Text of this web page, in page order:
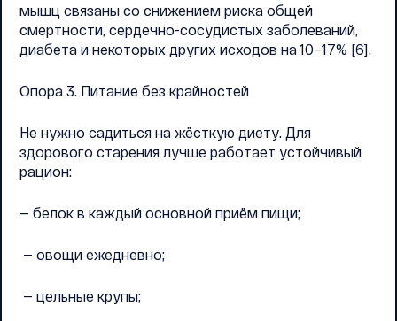
мышц связаны со снижением риска общей
смертности, сердечно-сосудистых заболеваний,
диабета и некоторых других исходов на 10–17% [6].
Опора 3. Питание без крайностей
Не нужно садиться на жёсткую диету. Для
здорового старения лучше работает устойчивый
рацион:
— белок в каждый основной приём пищи;
— овощи ежедневно;
— цельные крупы;